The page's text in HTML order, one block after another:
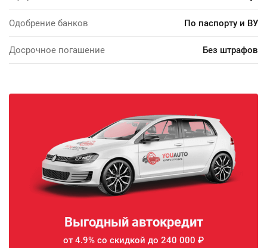
Одобрение банков По паспорту и ВУ
Досрочное погашение Без штрафов
Выгодный автокредит
от 4.9% со скидкой до 240 000 ₽